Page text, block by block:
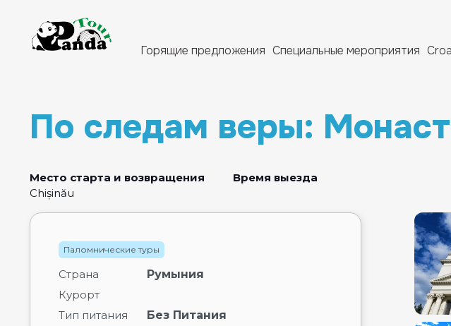
Горящие предложения Специальные мероприятия
По следам веры:
Место старта и возвращения
Chișinău
Время выезда
Паломнические туры
Страна
Румыния
Курорт
Тип питания
Без Питания